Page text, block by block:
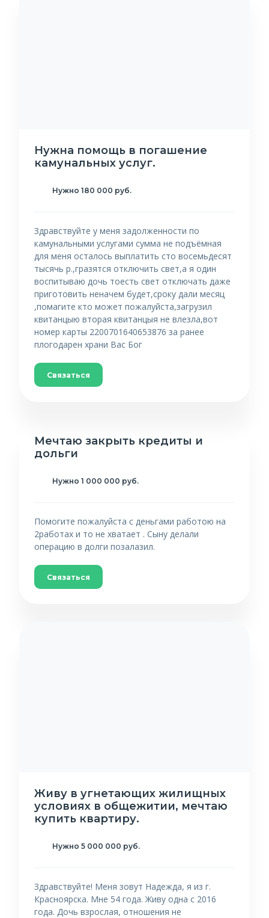
Нужна помощь в погашение
камунальных услуг.
Нужно 180 000 руб.
Здравствуйте у меня задолженности по
камунальными услугами сумма не подъёмная
для меня осталось выплатить сто восемьдесят
тысячь р.,гразятся отключить свет,а я один
воспитываю дочь тоесть свет отключать даже
приготовить неначем будет,сроку дали месяц
,помагите кто может пожалуйста,загрузил
квитанцыю вторая квитанцыя не влезла,вот
номер карты 2200701640653876 за ранее
плогодарен храни Вас Бог
Связаться
Мечтаю закрыть кредиты и
дольги
Нужно 1 000 000 руб.
Помогите пожалуйста с деньгами работою на
2работах и то не хватает . Сыну делали
операцию в долги позалазил.
Связаться
Живу в угнетающих жилищных
условиях в общежитии, мечтаю
купить квартиру.
Нужно 5 000 000 руб.
Здравствуйте! Меня зовут Надежда, я из г.
Красноярска. Мне 54 года. Живу одна с 2016
года. Дочь взрослая, отношения не